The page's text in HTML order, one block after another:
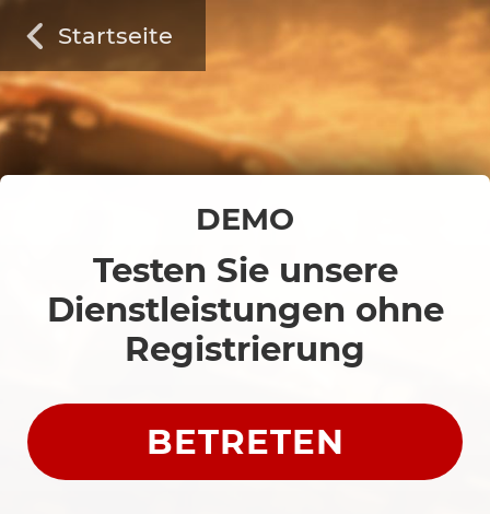
Startseite
DEMO
Testen Sie unsere
Dienstleistungen ohne
Registrierung
BETRETEN